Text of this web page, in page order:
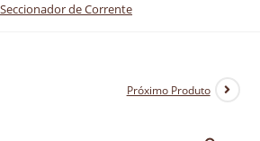
Seccionador de Corrente
Próximo Produto